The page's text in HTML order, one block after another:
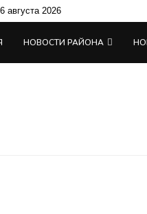
августа 2026
НОВОСТИ РАЙОНА